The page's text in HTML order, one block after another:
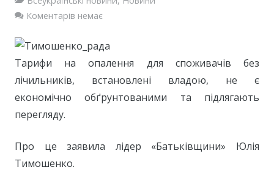
Коментарів немає
Тарифи на опалення для споживачів без
лічильників, встановлені владою, не є
економічно обґрунтованими та підлягають
перегляду.
Про це заявила лідер «Батьківщини» Юлія
Тимошенко.